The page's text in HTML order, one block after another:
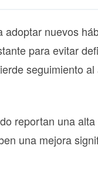
nuevos
para evitar
seguimiento
reportan una
una mejora